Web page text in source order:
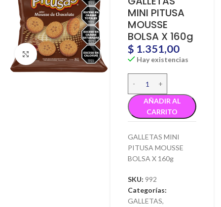
Click para agrandar
MINI PITUSA
MOUSSE
BOLSA X 160g
$ 1.351,00
Hay existencias
AÑADIR AL
CARRITO
GALLETAS MINI
PITUSA MOUSSE
BOLSA X 160g
SKU: 992
Categorías:
GALLETAS,